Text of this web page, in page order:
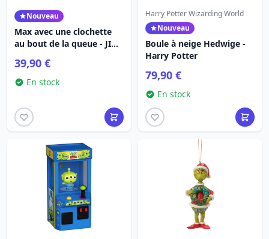
Nouveau
Max avec une clochette
au bout de la queue - JIM
39,90 €
En stock
Harry Potter Wizarding World
Nouveau
Boule à neige Hedwige -
Harry Potter
79,90 €
En stock